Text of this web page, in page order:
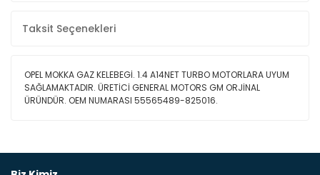
Taksit Seçenekleri
OPEL MOKKA GAZ KELEBEGİ. 1.4 A14NET TURBO MOTORLARA UYUM
SAĞLAMAKTADIR. ÜRETİCİ GENERAL MOTORS GM ORJİNAL
ÜRÜNDÜR. OEM NUMARASI 55565489-825016.